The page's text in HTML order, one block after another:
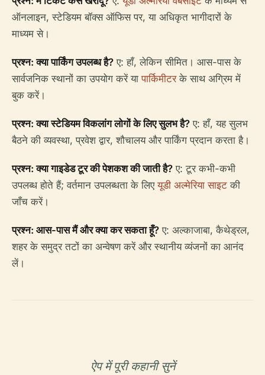
ऑनलाइन, स्टेडियम बॉक्स ऑफिस पर, या अधिकृत भागीदारों के
माध्यम से।
प्रश्न: क्या पार्किंग उपलब्ध है? ए: हाँ, लेकिन सीमित। आस-पास के
सार्वजनिक स्थानों का उपयोग करें यापार्किमीटरके साथ अग्रिम में
बुक करें।
प्रश्न: क्या स्टेडियम विकलांग लोगों के लिए सुलभ है? ए: हाँ, यह सुलभ
बैठने की व्यवस्था, प्रवेश द्वार, शौचालय और पार्किंग प्रदान करता है।
प्रश्न: क्या गाइडेड टूर की पेशकश की जाती है? ए: टूर कभी-कभी
उपलब्ध होते हैं; वर्तमान उपलब्धता के लिएयूडी अल्मेरिया साइट की
जाँच करें।
प्रश्न: आस-पास मैं और क्या कर सकता हूँ? ए: अल्काजाबा, कैथेड्रल,
शहर के समुद्र तटों का अन्वेषण करें और स्थानीय व्यंजनों का आनंद
लें।
ऐप में पूरी कहानी सुनें